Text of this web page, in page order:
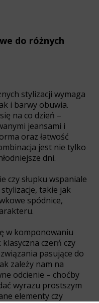
do różnych
stylizacji wymaga
i barwy obuwia.
na co dzień –
jeansami i
oraz łatwość
jest nie tylko
dni.
czy słupku wspaniale
takie jak
spódnice,
w komponowaniu
czerń czy
pasujące do
zależy nam na
odcienie – choćby
wyrazu prostszym
elementy czy